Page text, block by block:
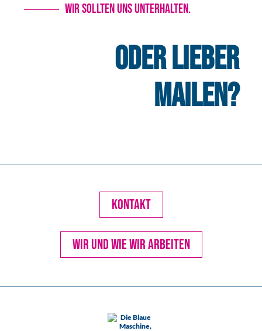
Wir sollten uns unterhalten.
ODER LIEBER
MAILEN?
KONTAKT
WIR UND WIE WIR ARBEITEN